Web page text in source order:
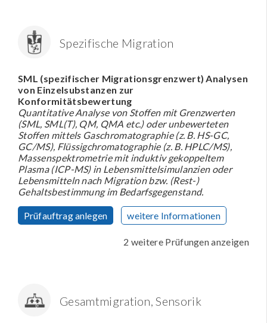
Spezifische Migration
SML (spezifischer Migrationsgrenzwert) Analysen
von Einzelsubstanzen zur
Konformitätsbewertung
Quantitative Analyse von Stoffen mit Grenzwerten
(SML, SML(T), QM, QMA etc.) oder unbewerteten
Stoffen mittels Gaschromatographie (z. B. HS-GC,
GC/MS), Flüssigchromatographie (z. B. HPLC/MS),
Massenspektrometrie mit induktiv gekoppeltem
Plasma (ICP-MS) in Lebensmittelsimulanzien oder
Lebensmitteln nach Migration bzw. (Rest-)
Gehaltsbestimmung im Bedarfsgegenstand.
Prüfauftrag anlegen weitere Informationen
2 weitere Prüfungen anzeigen
Gesamtmigration, Sensorik